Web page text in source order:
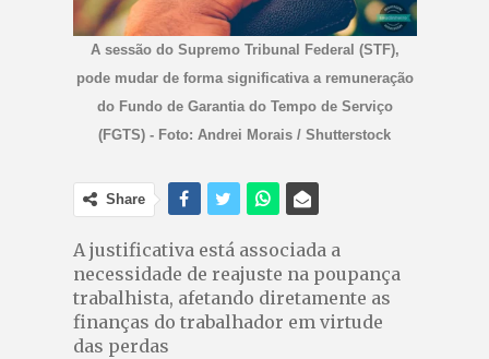
A sessão do Supremo Tribunal Federal (STF),
pode mudar de forma significativa a remuneração
do Fundo de Garantia do Tempo de Serviço
(FGTS) - Foto: Andrei Morais / Shutterstock
Share
A justificativa está associada a
necessidade de reajuste na poupança
trabalhista, afetando diretamente as
finanças do trabalhador em virtude
das perdas